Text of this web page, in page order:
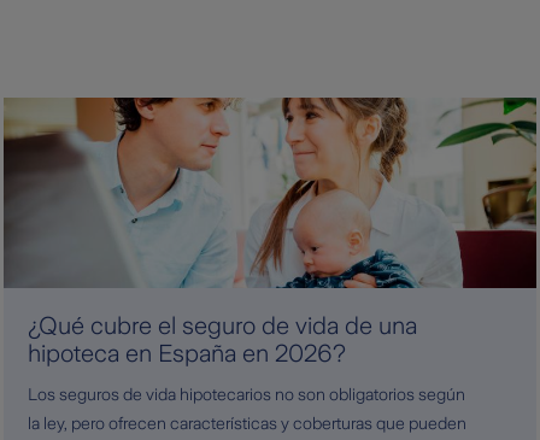
¿Qué cubre el seguro de vida de una
hipoteca en España en 2026?
Los seguros de vida hipotecarios no son obligatorios según
la ley, pero ofrecen características y coberturas que pueden